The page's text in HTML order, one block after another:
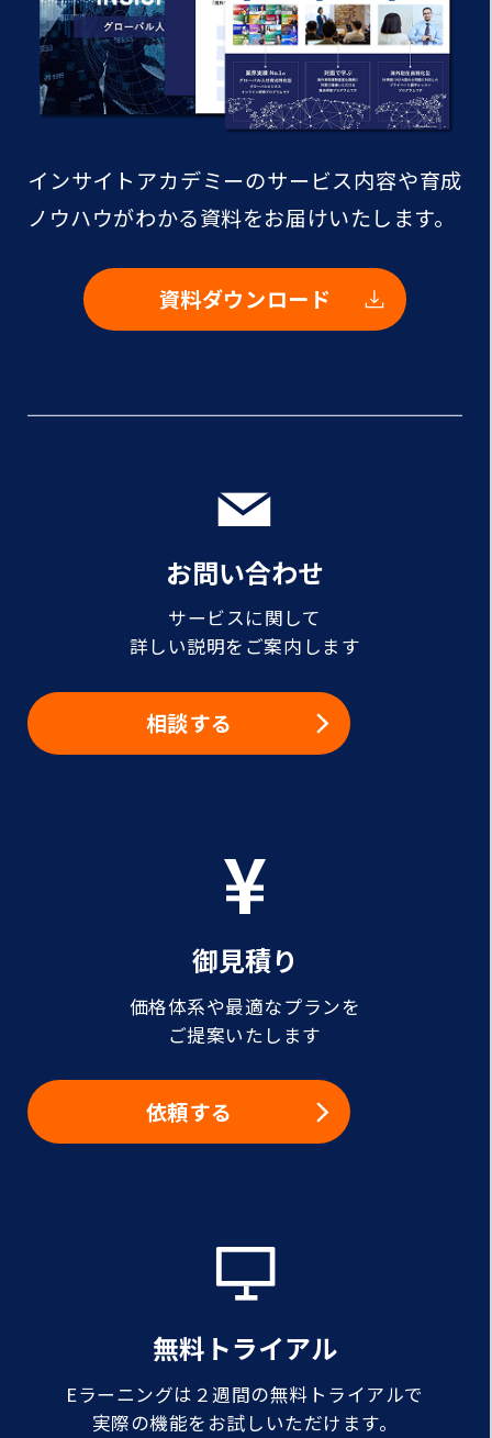
インサイトアカデミーのサービス内容や育成
ノウハウがわかる資料をお届けいたします。
資料ダウンロード
お問い合わせ
サービスに関して
詳しい説明をご案内します
相談する
御見積り
価格体系や最適なプランを
ご提案いたします
依頼する
無料トライアル
Eラーニングは２週間の無料トライアルで
実際の機能をお試しいただけます。